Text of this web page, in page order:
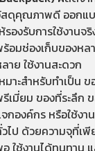
ดุคุณภาพดี ออกแ
รองรับการใช้งานจริ
อมช่องเก็บของหล
าย ใช้งานสะดวก
มาะสำหรับทำเป็น ข
เมี่ยม ของที่ระลึก
กองค์กร หรือใช้งาน
ไป ด้วยความจุที่เพี
ใช้งานได้ทนทาน แ